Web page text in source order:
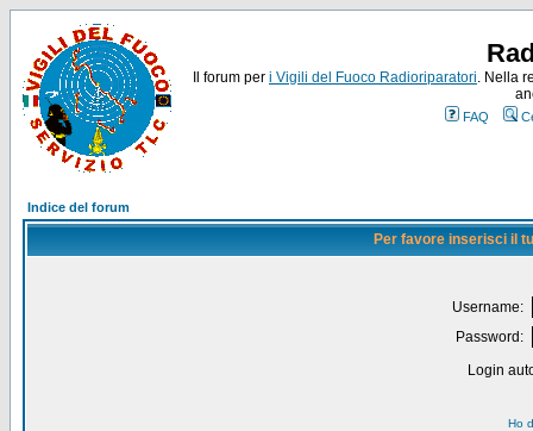
Il forum per i Vigili del Fuoco Radioriparatori. Nella
FAQ
Indice del forum
Per favore inserisci il
Username:
Password:
Login
Ho